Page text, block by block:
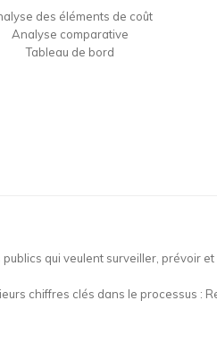
des éléments de coût
Analyse comparative
Tableau de bord
qui veulent surveiller, prévoir
chiffres clés dans le processus :